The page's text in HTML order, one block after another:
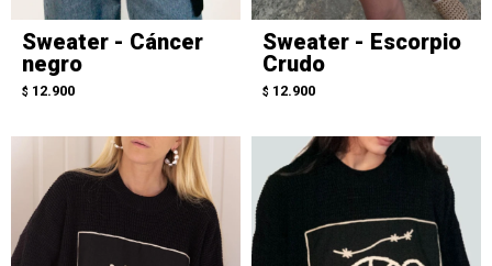
Sweater - Cáncer
negro
$ 12.900
Sweater - Escorpio
Crudo
$ 12.900